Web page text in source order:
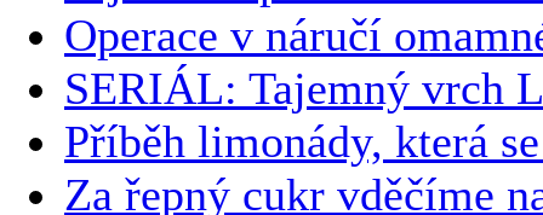
Operace v náručí
SERIÁL: Tajemný vrch
Příběh limonády, která
Za řepný cukr vděčíme